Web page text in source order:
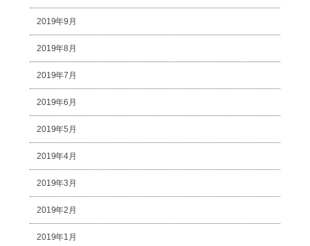
2019年9月
2019年8月
2019年7月
2019年6月
2019年5月
2019年4月
2019年3月
2019年2月
2019年1月